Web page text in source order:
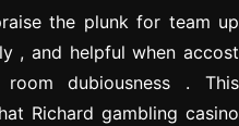
the plunk for team up
, and helpful when accost
room dubiousness . This
Richard gambling casino